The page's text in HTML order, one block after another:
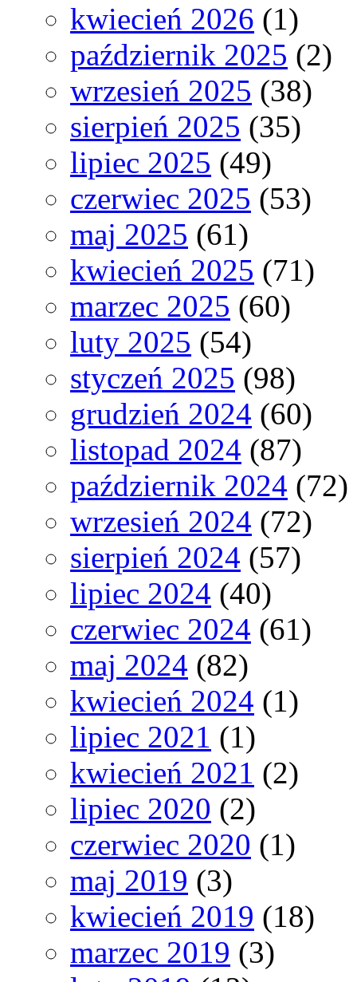
kwiecień 2026 (1)
październik 2025 (2)
wrzesień 2025 (38)
sierpień 2025 (35)
lipiec 2025 (49)
czerwiec 2025 (53)
maj 2025 (61)
kwiecień 2025 (71)
marzec 2025 (60)
luty 2025 (54)
styczeń 2025 (98)
grudzień 2024 (60)
listopad 2024 (87)
październik 2024 (72)
wrzesień 2024 (72)
sierpień 2024 (57)
lipiec 2024 (40)
czerwiec 2024 (61)
maj 2024 (82)
kwiecień 2024 (1)
lipiec 2021 (1)
kwiecień 2021 (2)
lipiec 2020 (2)
czerwiec 2020 (1)
maj 2019 (3)
kwiecień 2019 (18)
marzec 2019 (3)